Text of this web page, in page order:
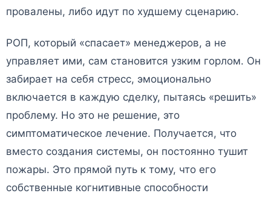
провалены, либо идут по худшему сценарию.
РОП, который «спасает» менеджеров, а не
управляет ими, сам становится узким горлом. Он
забирает на себя стресс, эмоционально
включается в каждую сделку, пытаясь «решить»
проблему. Но это не решение, это
симптоматическое лечение. Получается, что
вместо создания системы, он постоянно тушит
пожары. Это прямой путь к тому, что его
собственные когнитивные способности